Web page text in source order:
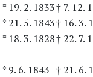
* 19. 2. 1833† 7. 12.
* 21. 5. 1843† 16. 3.
* 18. 3. 1828† 22. 7.
* 9. 6. 1843 † 21. 6.